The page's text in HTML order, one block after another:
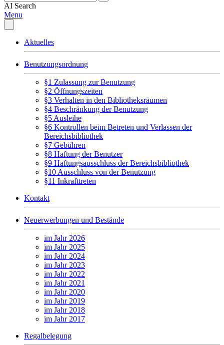
AI Search
Menu
Aktuelles
Benutzungsordnung
§1 Zulassung zur Benutzung
§2 Öffnungszeiten
§3 Verhalten in den Bibliotheksräumen
§4 Beschränkung der Benutzung
§5 Ausleihe
§6 Kontrollen beim Betreten und Verlassen der
Bereichsbibliothek
§7 Gebühren
§8 Haftung der Benutzer
§9 Haftungsausschluss der Bereichsbibliothek
§10 Ausschluss von der Benutzung
§11 Inkrafttreten
Kontakt
Neuerwerbungen und Bestände
im Jahr 2026
im Jahr 2025
im Jahr 2024
im Jahr 2023
im Jahr 2022
im Jahr 2021
im Jahr 2020
im Jahr 2019
im Jahr 2018
im Jahr 2017
Regalbelegung